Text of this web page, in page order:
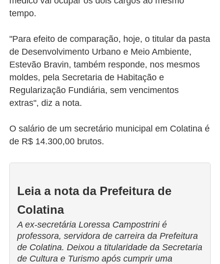
tempo.
"Para efeito de comparação, hoje, o titular da pasta
de Desenvolvimento Urbano e Meio Ambiente,
Estevão Bravin, também responde, nos mesmos
moldes, pela Secretaria de Habitação e
Regularização Fundiária, sem vencimentos
extras", diz a nota.
O salário de um secretário municipal em Colatina é
de R$ 14.300,00 brutos.
Leia a nota da Prefeitura de
Colatina
A ex-secretária Loressa Campostrini é
professora, servidora de carreira da Prefeitura
de Colatina. Deixou a titularidade da Secretaria
de Cultura e Turismo após cumprir uma